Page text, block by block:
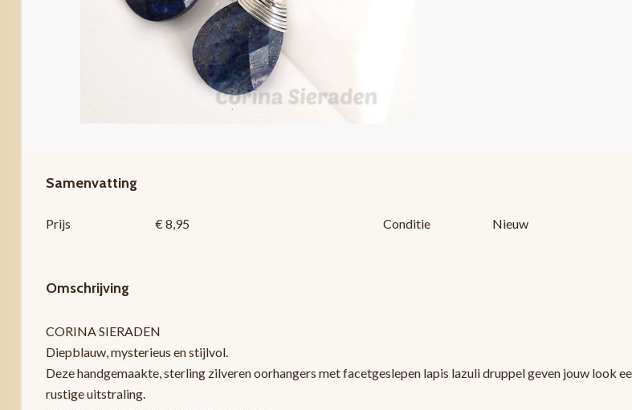
Samenvatting
Prijs € 8,95 Conditie Nieuw
Omschrijving
CORINA SIERADEN
Diepblauw, mysterieus en stijlvol.
Deze handgemaakte, sterling zilveren oorhangers met facetgeslepen lapis lazuli druppel geven jouw look
rustige uitstraling.